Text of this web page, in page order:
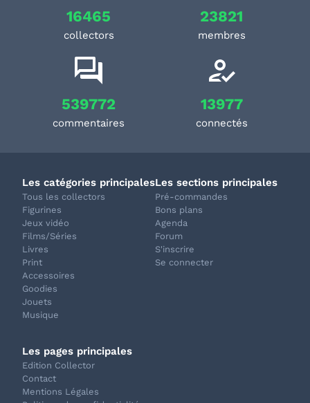
16465
collectors
23821
membres
539772
commentaires
13977
connectés
Les catégories principales
Tous les collectors
Figurines
Jeux vidéo
Films/Séries
Livres
Print
Accessoires
Goodies
Jouets
Musique
Les sections principales
Pré-commandes
Bons plans
Agenda
Forum
S'inscrire
Se connecter
Les pages principales
Edition Collector
Contact
Mentions Légales